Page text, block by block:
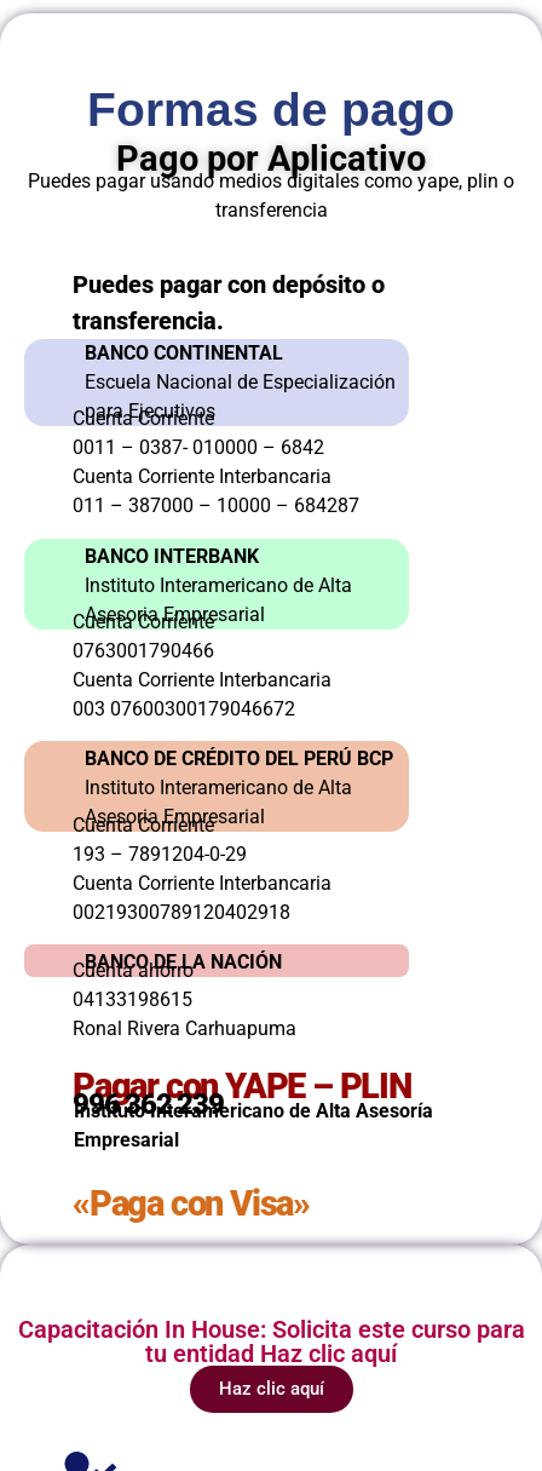
Formas de pago
Pago por Aplicativo
Puedes pagar usando medios digitales como yape, plin o
transferencia
Puedes pagar con depósito o
transferencia.
BANCO CONTINENTAL
Escuela Nacional de Especialización
para Ejecutivos
Cuenta Corriente
0011 – 0387- 010000 – 6842
Cuenta Corriente Interbancaria
011 – 387000 – 10000 – 684287
BANCO INTERBANK
Instituto Interamericano de Alta
Asesoria Empresarial
Cuenta Corriente
0763001790466
Cuenta Corriente Interbancaria
003 07600300179046672
BANCO DE CRÉDITO DEL PERÚ BCP
Instituto Interamericano de Alta
Asesoria Empresarial
Cuenta Corriente
193 – 7891204-0-29
Cuenta Corriente Interbancaria
00219300789120402918
BANCO DE LA NACIÓN
Cuenta ahorro
04133198615
Ronal Rivera Carhuapuma
Pagar con YAPE – PLIN
996 362 239
Instituto Interamericano de Alta Asesoría
Empresarial
«Paga con Visa»
Capacitación In House: Solicita este curso para
tu entidad Haz clic aquí
Haz clic aquí